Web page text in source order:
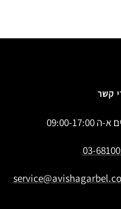
קשר
ה 09:00-17:00
03-